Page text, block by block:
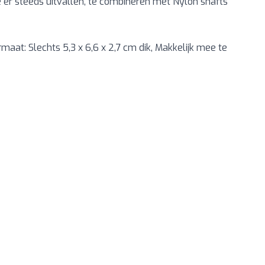
Slechts 5,3 x 6,6 x 2,7 cm dik, Makkelijk mee te